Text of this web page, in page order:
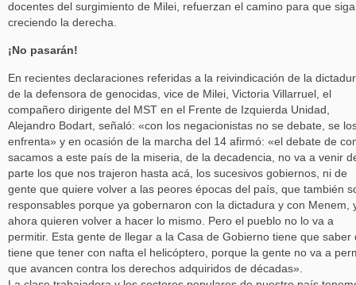
docentes del surgimiento de Milei, refuerzan el camino para que siga
creciendo la derecha.
¡No pasarán!
En recientes declaraciones referidas a la reivindicación de la
de la defensora de genocidas, vice de Milei, Victoria Villarruel, el
compañero dirigente del MST en el Frente de Izquierda Unidad,
Alejandro Bodart, señaló: «con los negacionistas no se debate, se
enfrenta» y en ocasión de la marcha del 14 afirmó: «el debate de
sacamos a este país de la miseria, de la decadencia, no va a venir
parte los que nos trajeron hasta acá, los sucesivos gobiernos, ni de
gente que quiere volver a las peores épocas del país, que también
responsables porque ya gobernaron con la dictadura y con Menem,
ahora quieren volver a hacer lo mismo. Pero el pueblo no lo va a
permitir. Esta gente de llegar a la Casa de Gobierno tiene que saber
tiene que tener con nafta el helicóptero, porque la gente no va a
que avancen contra los derechos adquiridos de décadas».